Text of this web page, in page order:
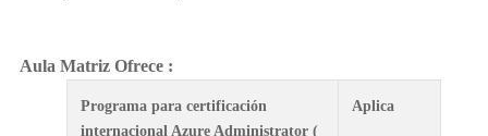
Aula Matriz Ofrece :
Programa para certificación
internacional Azure Administrator (
Aplica